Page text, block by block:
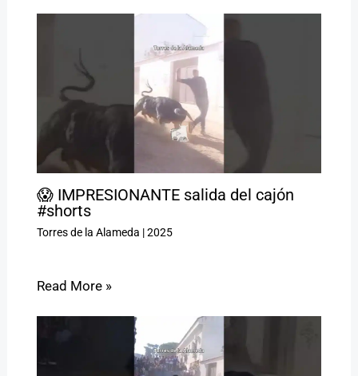
😱 IMPRESIONANTE salida del cajón
#shorts
Torres de la Alameda |2025
Read More »